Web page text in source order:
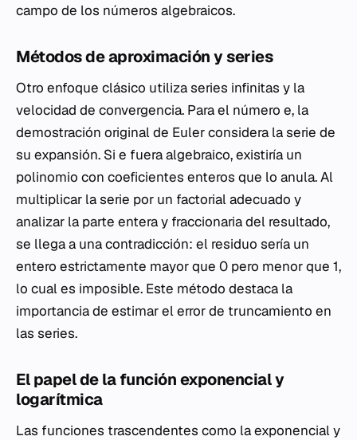
campo de los números algebraicos.
Métodos de aproximación y series
Otro enfoque clásico utiliza series infinitas y la
velocidad de convergencia. Para el número e, la
demostración original de Euler considera la serie de
su expansión. Si e fuera algebraico, existiría un
polinomio con coeficientes enteros que lo anula. Al
multiplicar la serie por un factorial adecuado y
analizar la parte entera y fraccionaria del resultado,
se llega a una contradicción: el residuo sería un
entero estrictamente mayor que 0 pero menor que 1,
lo cual es imposible. Este método destaca la
importancia de estimar el error de truncamiento en
las series.
El papel de la función exponencial y
logarítmica
Las funciones trascendentes como la exponencial y